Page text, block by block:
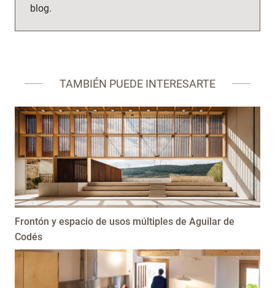
blog.
TAMBIÉN PUEDE INTERESARTE
Frontón y espacio de usos múltiples de Aguilar de
Codés